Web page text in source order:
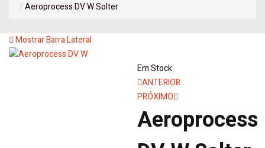
Aeroprocess DV W Solter
Mostrar Barra Lateral
Em Stock
Navegação
de
artigos
ANTERIOR
PRÓXIMO
Aeroprocess